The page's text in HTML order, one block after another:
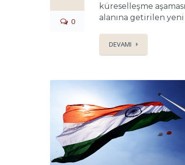
0
küreselleşme
alanına getirilen
DEVAMI